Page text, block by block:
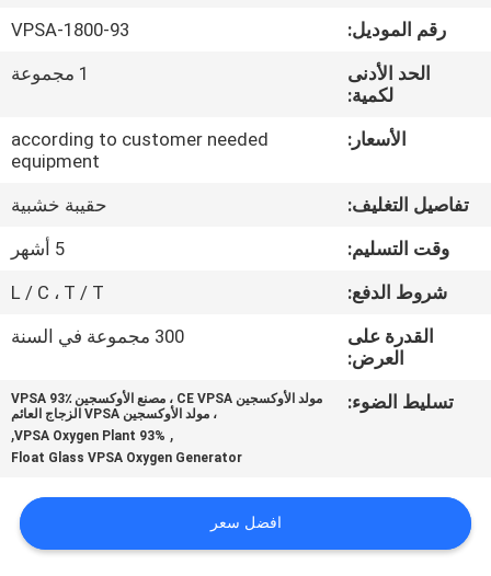
جولة
المصنع
مراقبة
اتصل
أخبار
القضايا
عرض
أسعار
رقم الموديل:
VPSA-1800-93
الحد الأدنى
لكمية:
1 مجموعة
الأسعار:
according to customer needed
equipment
تفاصيل التغليف:
حقيبة خشبية
وقت التسليم:
5 أشهر
شروط الدفع:
L / C ، T / T
القدرة على
العرض:
300 مجموعة في السنة
تسليط الضوء:
مولد الأوكسجين CE VPSA ، مصنع الأوكسجين VPSA 93٪
، مولد الأوكسجين VPSA الزجاج العائم
,
93% VPSA Oxygen Plant
,
Float Glass VPSA Oxygen Generator
افضل سعر